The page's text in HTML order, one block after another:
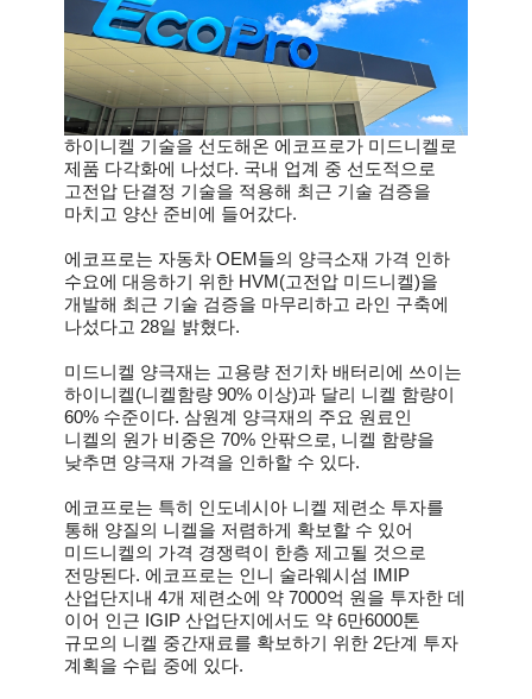
하이니켈 기술을 선도해온 에코프로가 미드니켈로
제품 다각화에 나섰다. 국내 업계 중 선도적으로
고전압 단결정 기술을 적용해 최근 기술 검증을
마치고 양산 준비에 들어갔다.
에코프로는 자동차 OEM들의 양극소재 가격 인하
수요에 대응하기 위한 HVM(고전압 미드니켈)을
개발해 최근 기술 검증을 마무리하고 라인 구축에
나섰다고 28일 밝혔다.
미드니켈 양극재는 고용량 전기차 배터리에 쓰이는
하이니켈(니켈함량 90% 이상)과 달리 니켈 함량이
60% 수준이다. 삼원계 양극재의 주요 원료인
니켈의 원가 비중은 70% 안팎으로, 니켈 함량을
낮추면 양극재 가격을 인하할 수 있다.
에코프로는 특히 인도네시아 니켈 제련소 투자를
통해 양질의 니켈을 저렴하게 확보할 수 있어
미드니켈의 가격 경쟁력이 한층 제고될 것으로
전망된다. 에코프로는 인니 술라웨시섬 IMIP
산업단지내 4개 제련소에 약 7000억 원을 투자한 데
이어 인근 IGIP 산업단지에서도 약 6만6000톤
규모의 니켈 중간재료를 확보하기 위한 2단계 투자
계획을 수립 중에 있다.